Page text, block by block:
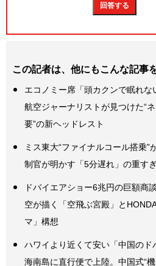
この記者は、他にもこんな記事
エコノミー席「頭カクンで眠れな
航空ジャーナリストが見つけた“
要”の新ヘッドレスト
ミス東大“ファイナルコール搭乗
制官が明かす「5分遅れ」の重す
ドバイエアショー6兆円の巨額商
空が描く「空飛ぶ宮殿」と
マ」構想
ハワイより近くて安い「中国のド
海南島に直行便で上陸。中国式“